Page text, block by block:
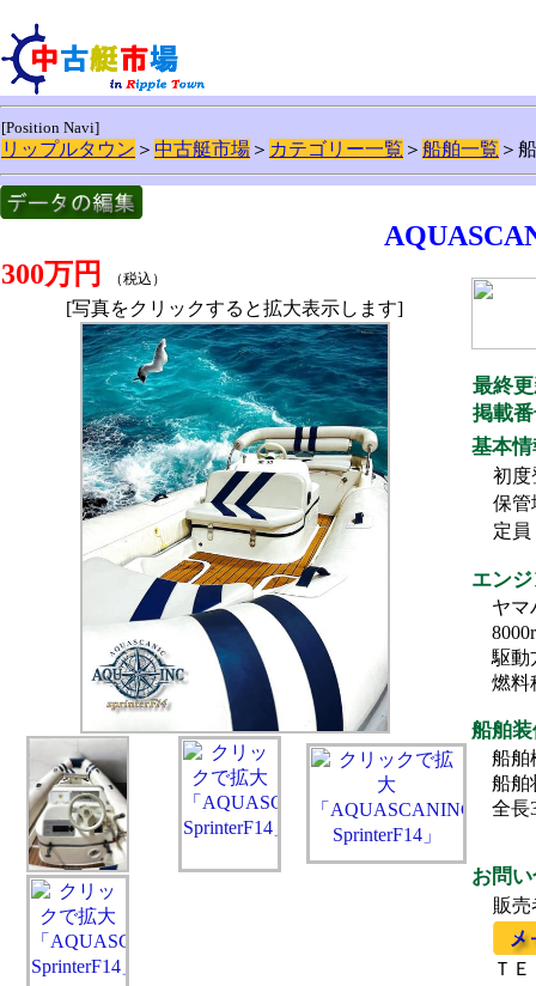
[Position Navi]
リップルタウン ＞ 中古艇市場 ＞ カテゴリー一覧 ＞ 船舶一覧 ＞
300万円
（税込）
最終
掲載
基本
初度
保管
定員
エン
ヤマ
駆動
燃料
船舶
船舶
船舶
全長
お問
販売
Ｔ
[写真をクリックすると拡大表示します]